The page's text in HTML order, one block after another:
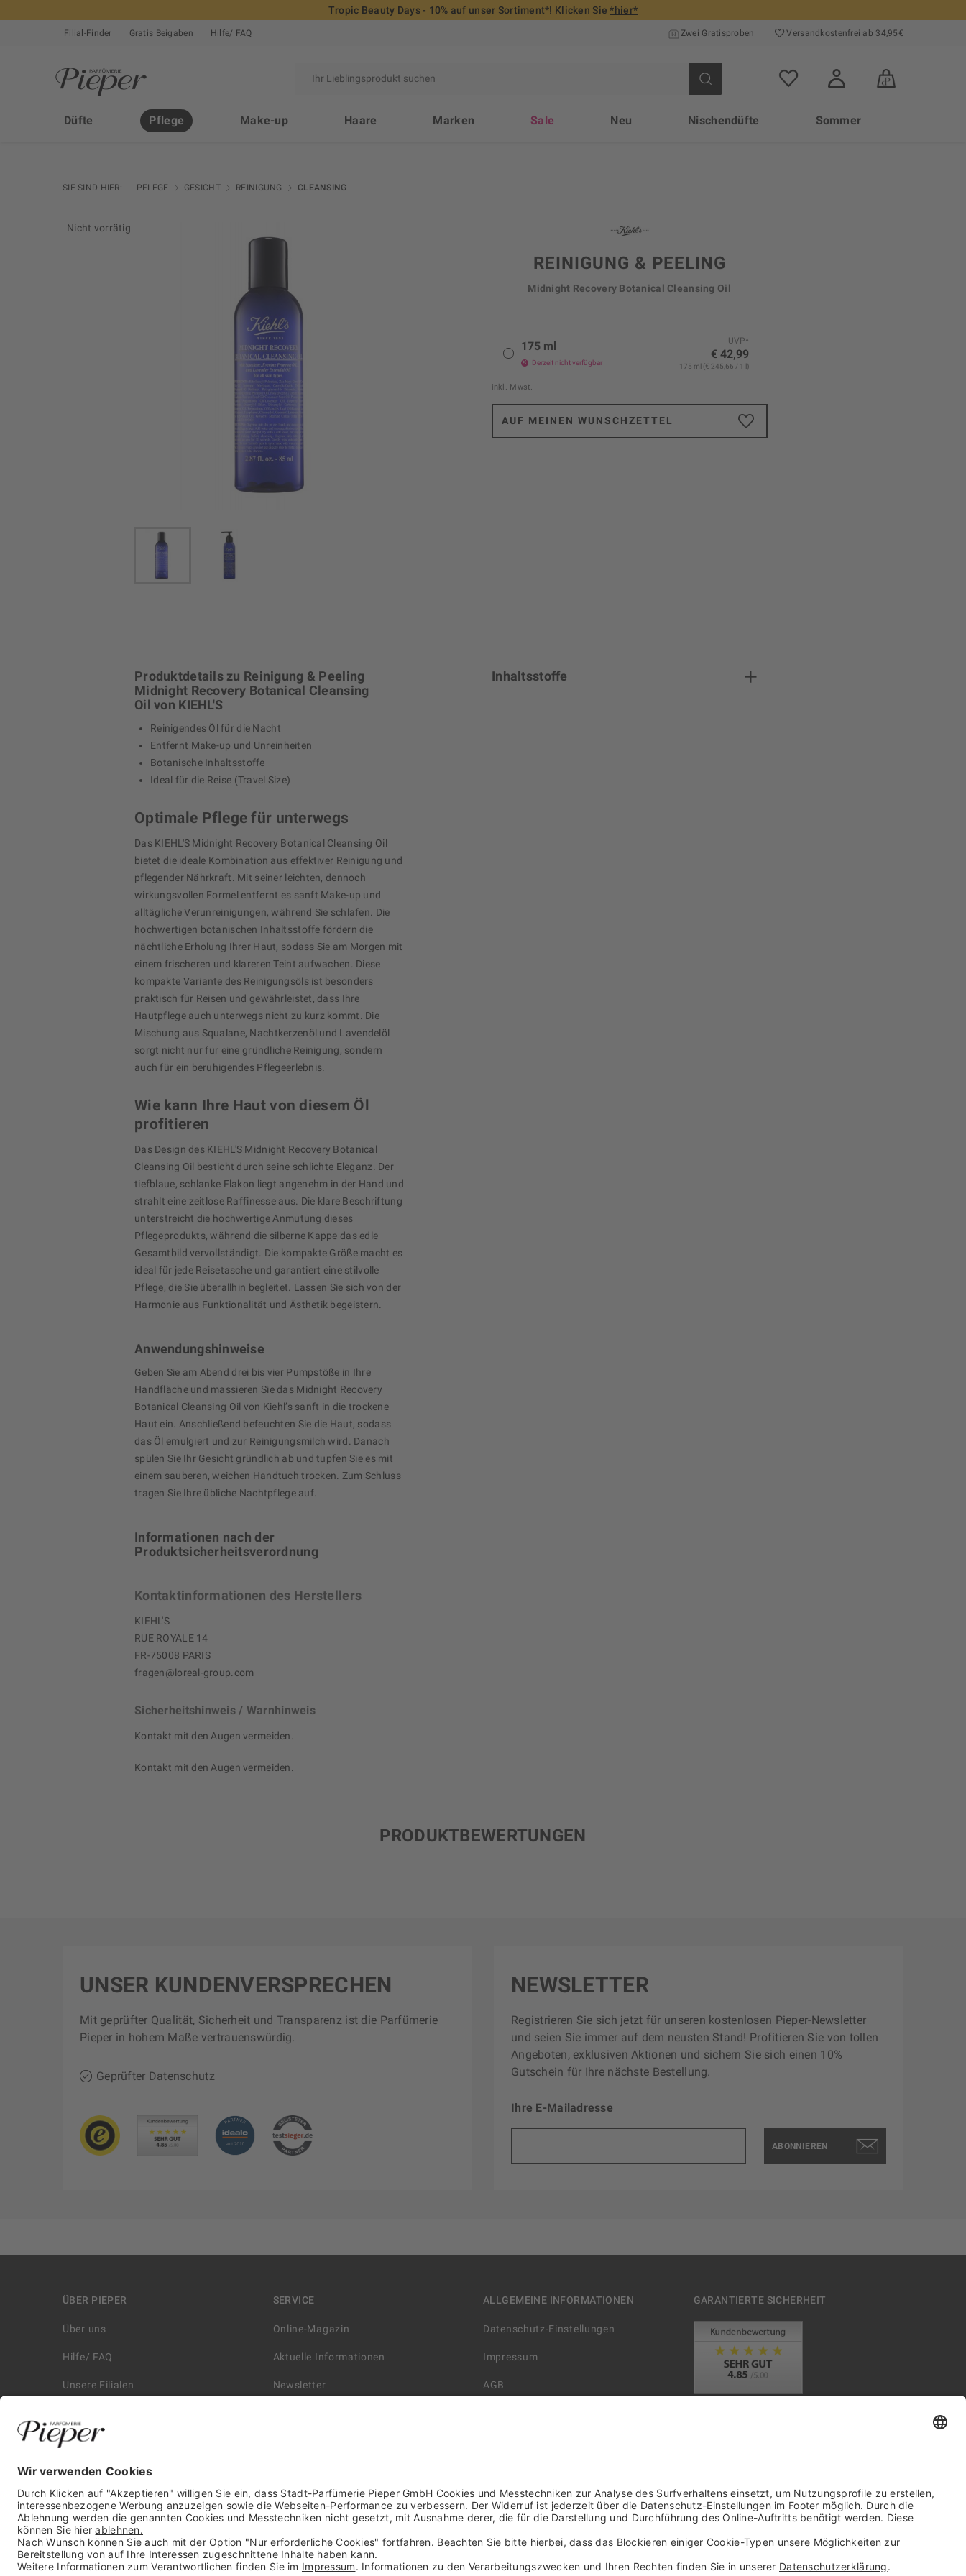
Tropic Beauty Days - 10% auf unser Sortiment*! Klicken Sie*hier*
Filial-Finder Gratis Beigaben Hilfe/ FAQ Zwei Gratisproben Versand­kosten­frei ab 34,95€
Düfte Pflege Make-up Haare Marken Sale Neu Nischendüfte Sommer
SIE SIND HIER: PFLEGE GESICHT REINIGUNG CLEANSING
Nicht vorrätig
REINIGUNG & PEELING
Midnight Recovery Botanical Cleansing Oil
175 ml
Derzeit nicht verfügbar
UVP*
€ 42,99
175 ml (€ 245,66 / 1 l)
inkl. Mwst.
AUF MEINEN WUNSCHZETTEL
Produktdetails zu Reinigung & Peeling
Midnight Recovery Botanical Cleansing
Oil von KIEHL'S
Reinigendes Öl für die Nacht
Entfernt Make-up und Unreinheiten
Botanische Inhaltsstoffe
Ideal für die Reise (Travel Size)
Optimale Pflege für unterwegs
Das KIEHL'S Midnight Recovery Botanical Cleansing Oil
bietet die ideale Kombination aus effektiver Reinigung und
pflegender Nährkraft. Mit seiner leichten, dennoch
wirkungsvollen Formel entfernt es sanft Make-up und
alltägliche Verunreinigungen, während Sie schlafen. Die
hochwertigen botanischen Inhaltsstoffe fördern die
nächtliche Erholung Ihrer Haut, sodass Sie am Morgen mit
einem frischeren und klareren Teint aufwachen. Diese
kompakte Variante des Reinigungsöls ist besonders
praktisch für Reisen und gewährleistet, dass Ihre
Hautpflege auch unterwegs nicht zu kurz kommt. Die
Mischung aus Squalane, Nachtkerzenöl und Lavendelöl
sorgt nicht nur für eine gründliche Reinigung, sondern
auch für ein beruhigendes Pflegeerlebnis.
Wie kann Ihre Haut von diesem Öl
profitieren
Das Design des KIEHL'S Midnight Recovery Botanical
Cleansing Oil besticht durch seine schlichte Eleganz. Der
tiefblaue, schlanke Flakon liegt angenehm in der Hand und
strahlt eine zeitlose Raffinesse aus. Die klare Beschriftung
unterstreicht die hochwertige Anmutung dieses
Pflegeprodukts, während die silberne Kappe das edle
Gesamtbild vervollständigt. Die kompakte Größe macht es
ideal für jede Reisetasche und garantiert eine stilvolle
Pflege, die Sie überallhin begleitet. Lassen Sie sich von der
Harmonie aus Funktionalität und Ästhetik begeistern.
Anwendungshinweise
Geben Sie am Abend drei bis vier Pumpstöße in Ihre
Handfläche und massieren Sie das Midnight Recovery
Botanical Cleansing Oil von Kiehl’s sanft in die trockene
Haut ein. Anschließend befeuchten Sie die Haut, sodass
das Öl emulgiert und zur Reinigungsmilch wird. Danach
spülen Sie Ihr Gesicht gründlich ab und tupfen Sie es mit
einem sauberen, weichen Handtuch trocken. Zum Schluss
tragen Sie Ihre übliche Nachtpflege auf.
Informationen nach der
Produktsicherheitsverordnung
Kontaktinformationen des Herstellers
KIEHL'S
RUE ROYALE 14
FR-75008 PARIS
fragen@loreal-group.com
Sicherheitshinweis / Warnhinweis
Kontakt mit den Augen vermeiden.
Kontakt mit den Augen vermeiden.
Inhaltsstoffe
PRODUKTBEWERTUNGEN
NEWSLETTER
Registrieren Sie sich jetzt für unseren kostenlosen Pieper-Newsletter
und seien Sie immer auf dem neusten Stand! Profitieren Sie von tollen
Angeboten, exklusiven Aktionen und sichern Sie sich einen 10%
Gutschein für Ihre nächste Bestellung.
Ihre E-Mailadresse
ABONNIEREN
UNSER KUNDENVERSPRECHEN
Mit geprüfter Qualität, Sicherheit und Transparenz ist die Parfümerie
Pieper in hohem Maße vertrauenswürdig.
Geprüfter Datenschutz
ÜBER PIEPER
Über uns
Hilfe/ FAQ
Unsere Filialen
Historie
Affiliate
Karriere
Presse
SERVICE
Online-Magazin
Aktuelle Informationen
Newsletter
Autorisierter Händler/ YBPN
ALLGEMEINE INFORMATIONEN
Datenschutz-Einstellungen
Impressum
AGB
Informationen zur Barrierefreiheit
GARANTIERTE SICHERHEIT